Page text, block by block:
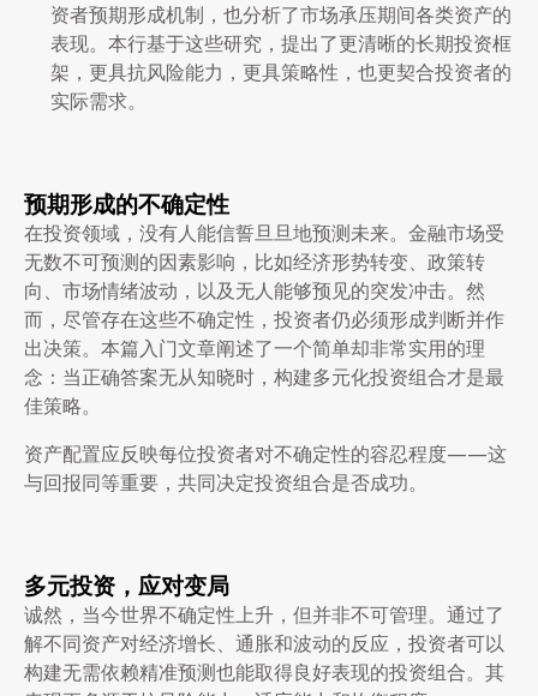
资者预期形成机制，也分析了市场承压期间各类资产的
表现。本行基于这些研究，提出了更清晰的长期投资框
架，更具抗风险能力，更具策略性，也更契合投资者的
实际需求。
预期形成的不确定性
在投资领域，没有人能信誓旦旦地预测未来。金融市场受
无数不可预测的因素影响，比如经济形势转变、政策转
向、市场情绪波动，以及无人能够预见的突发冲击。然
而，尽管存在这些不确定性，投资者仍必须形成判断并作
出决策。本篇入门文章阐述了一个简单却非常实用的理
念：当正确答案无从知晓时，构建多元化投资组合才是最
佳策略。
资产配置应反映每位投资者对不确定性的容忍程度——这
与回报同等重要，共同决定投资组合是否成功。
多元投资，应对变局
诚然，当今世界不确定性上升，但并非不可管理。通过了
解不同资产对经济增长、通胀和波动的反应，投资者可以
构建无需依赖精准预测也能取得良好表现的投资组合。其